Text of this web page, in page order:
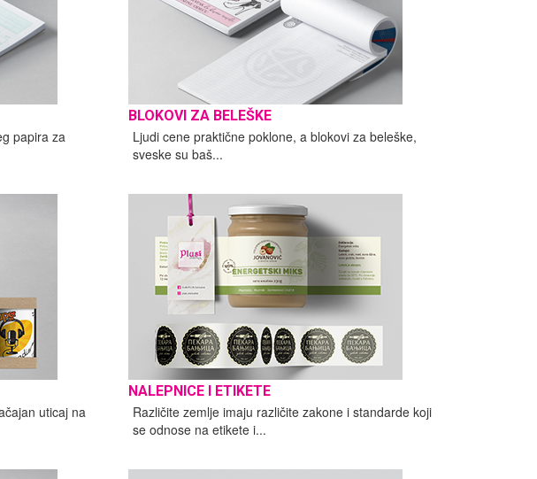
papira za
BLOKOVI ZA BELEŠKE
Ljudi cene praktične poklone, a blokovi za beleške,
sveske su baš...
uticaj na
NALEPNICE I ETIKETE
Različite zemlje imaju različite zakone i standarde koji
se odnose na etikete i...